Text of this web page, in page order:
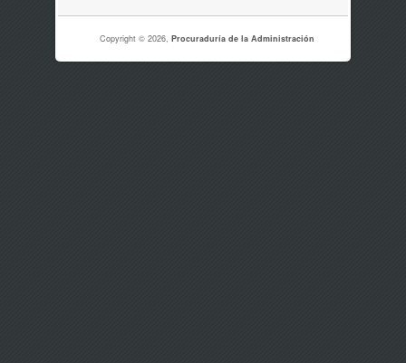
Copyright © 2026,Procuraduría de la Administración